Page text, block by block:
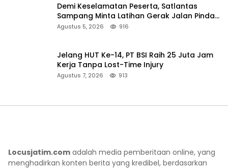
Demi Keselamatan Peserta, Satlantas
Sampang Minta Latihan Gerak Jalan Pindah
ke Lokasi Aman
Agustus 5, 2026 916
Jelang HUT Ke-14, PT BSI Raih 25 Juta Jam
Kerja Tanpa Lost-Time Injury
Agustus 7, 2026 913
Locusjatim.com adalah media pemberitaan online, yang
menghadirkan konten berita yang kredibel, berdasarkan